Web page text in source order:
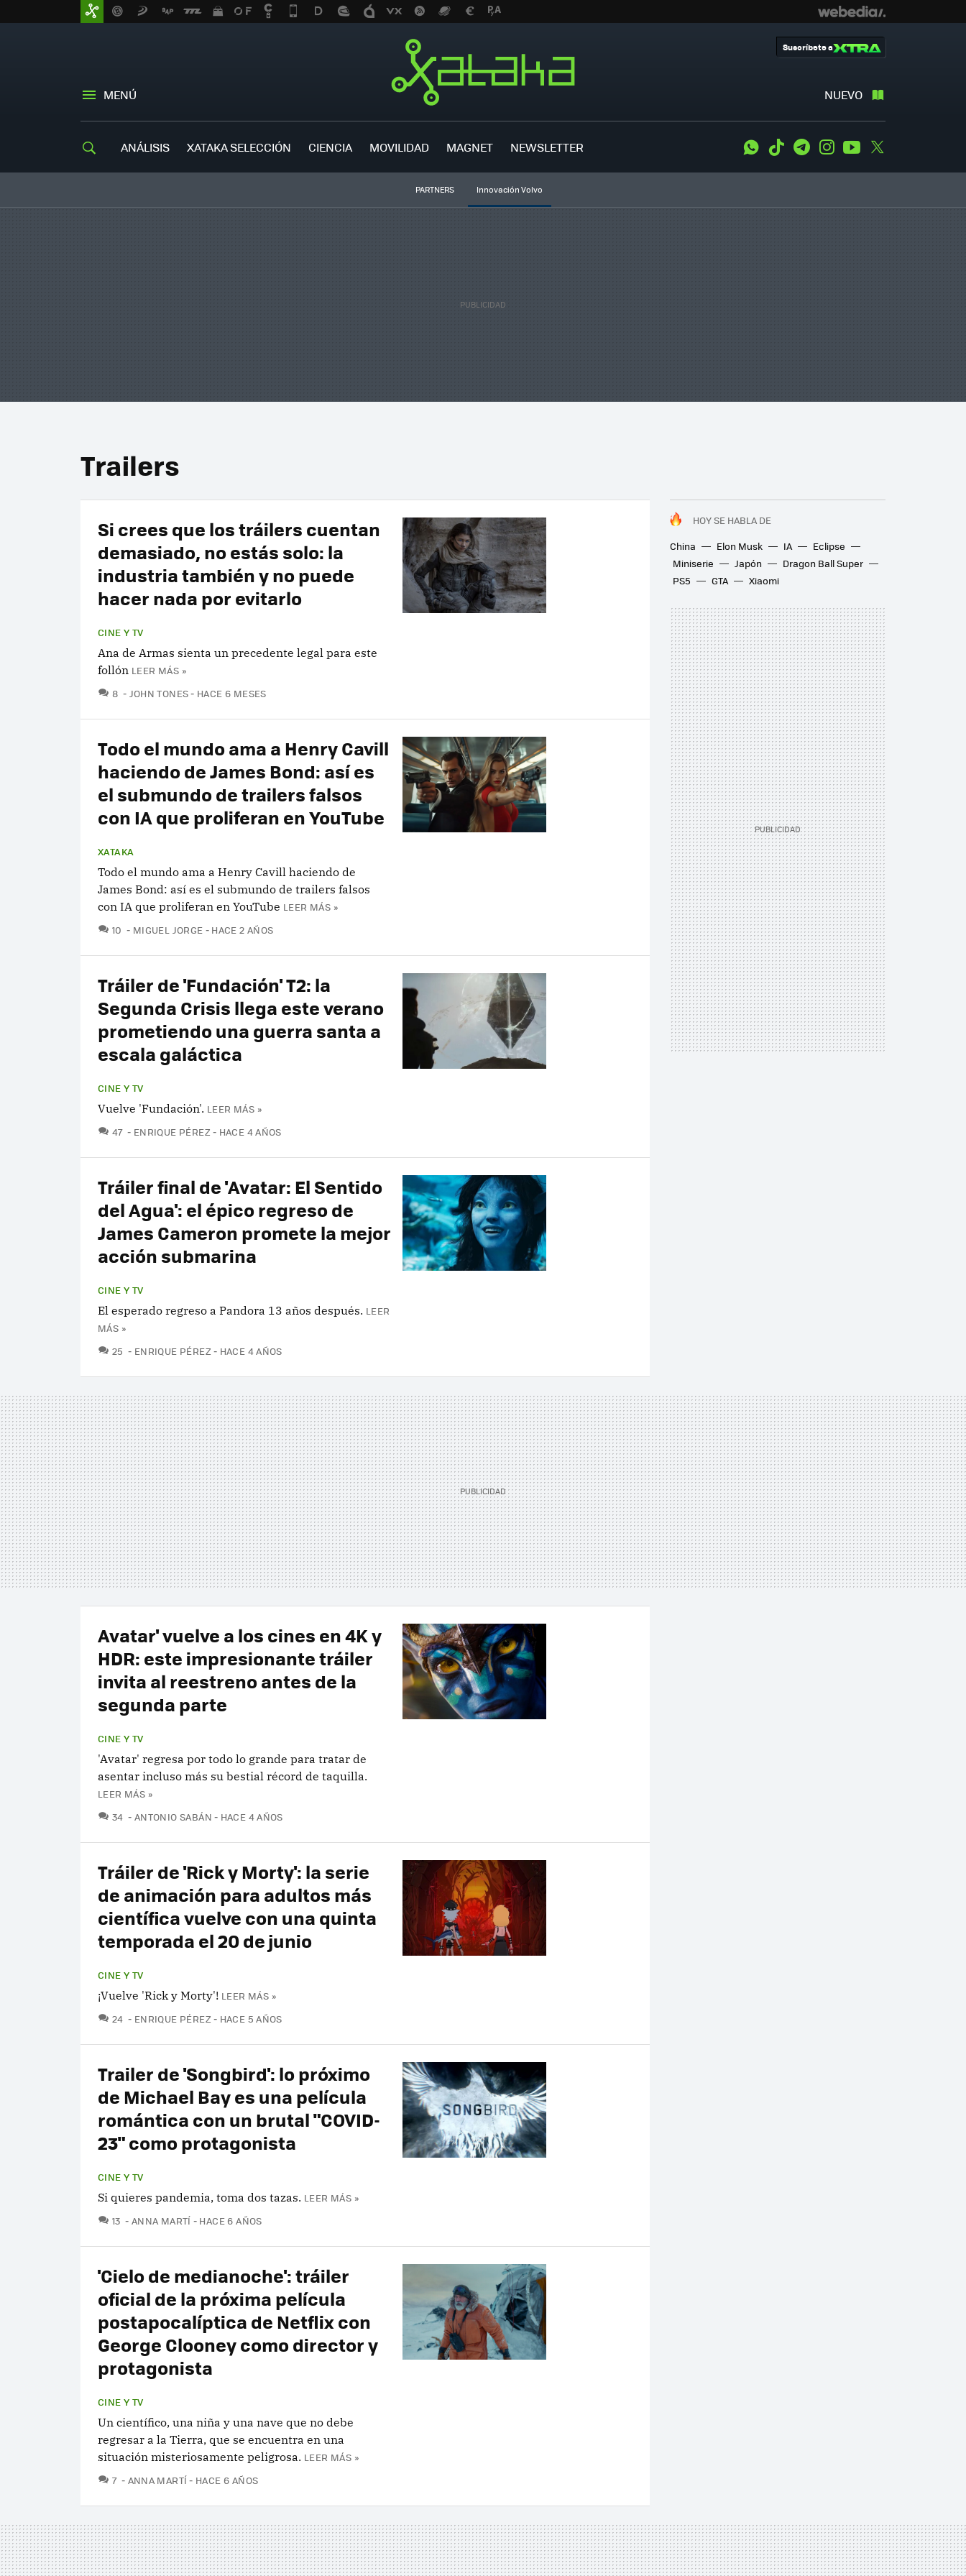
MENÚ NUEVO
Suscríbete a
ANÁLISIS XATAKA SELECCIÓN CIENCIA MOVILIDAD MAGNET NEWSLETTER WhatsApp
Tiktok TelegramInstagramYoutube
PARTNERS Innovación Volvo
Trailers
HOY SE HABLA DE
China
Elon Musk IA
Eclipse
Miniserie
Japón
Dragon Ball Super
PS5
GTA Xiaomi
Si crees que los tráilers cuentan
demasiado, no estás solo: la
industria también y no puede
hacer nada por evitarlo
CINE Y TV
Ana de Armas sienta un precedente legal para este
follón LEER MÁS »
8 COMENTARIOS
JOHN TONES HACE 6 MESES
Todo el mundo ama a Henry Cavill
haciendo de James Bond: así es
el submundo de trailers falsos
con IA que proliferan en YouTube
XATAKA
Todo el mundo ama a Henry Cavill haciendo de
James Bond: así es el submundo de trailers falsos
con IA que proliferan en YouTube LEER MÁS »
10 COMENTARIOS
MIGUEL JORGE HACE 2 AÑOS
Tráiler de 'Fundación' T2: la
Segunda Crisis llega este verano
prometiendo una guerra santa a
escala galáctica
CINE Y TV
Vuelve 'Fundación'. LEER MÁS »
47 COMENTARIOS
ENRIQUE PÉREZ HACE 4 AÑOS
Tráiler final de 'Avatar: El Sentido
del Agua': el épico regreso de
James Cameron promete la mejor
acción submarina
CINE Y TV
El esperado regreso a Pandora 13 años después. LEER
MÁS »
25 COMENTARIOS
ENRIQUE PÉREZ HACE 4 AÑOS
Avatar' vuelve a los cines en 4K y
HDR: este impresionante tráiler
invita al reestreno antes de la
segunda parte
CINE Y TV
'Avatar' regresa por todo lo grande para tratar de
asentar incluso más su bestial récord de taquilla.
LEER MÁS »
34 COMENTARIOS
ANTONIO SABÁN HACE 4 AÑOS
Tráiler de 'Rick y Morty': la serie
de animación para adultos más
científica vuelve con una quinta
temporada el 20 de junio
CINE Y TV
¡Vuelve 'Rick y Morty'! LEER MÁS »
24 COMENTARIOS
ENRIQUE PÉREZ HACE 5 AÑOS
Trailer de 'Songbird': lo próximo
de Michael Bay es una película
romántica con un brutal "COVID-
23" como protagonista
CINE Y TV
Si quieres pandemia, toma dos tazas. LEER MÁS »
13 COMENTARIOS
ANNA MARTÍ HACE 6 AÑOS
'Cielo de medianoche': tráiler
oficial de la próxima película
postapocalíptica de Netflix con
George Clooney como director y
protagonista
CINE Y TV
Un científico, una niña y una nave que no debe
regresar a la Tierra, que se encuentra en una
situación misteriosamente peligrosa. LEER MÁS »
7 COMENTARIOS
ANNA MARTÍ HACE 6 AÑOS